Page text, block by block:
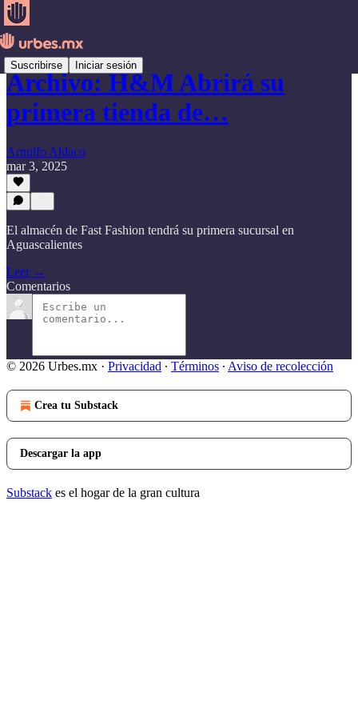
Suscribirse Iniciar sesión
Archivo: H&M Abrirá su
primera tienda de…
Arnulfo Aldaco
mar 3, 2025
El almacén de Fast Fashion tendrá su primera sucursal en
Aguascalientes
Leer →
Comentarios
© 2026 Urbes.mx · Privacidad ∙ Términos ∙ Aviso de recolección
Crea tu Substack
Descargar la app
Substack es el hogar de la gran cultura